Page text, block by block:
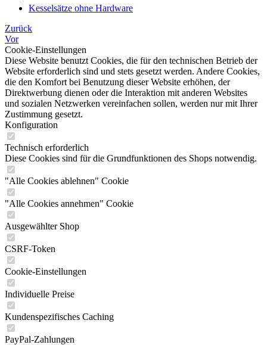
Kesselsätze ohne Hardware
Zurück
Vor
Cookie-Einstellungen
Diese Website benutzt Cookies, die für den technischen Betrieb der
Website erforderlich sind und stets gesetzt werden. Andere Cookies,
die den Komfort bei Benutzung dieser Website erhöhen, der
Direktwerbung dienen oder die Interaktion mit anderen Websites
und sozialen Netzwerken vereinfachen sollen, werden nur mit Ihrer
Zustimmung gesetzt.
Konfiguration
Technisch erforderlich
Diese Cookies sind für die Grundfunktionen des Shops notwendig.
"Alle Cookies ablehnen" Cookie
"Alle Cookies annehmen" Cookie
Ausgewählter Shop
CSRF-Token
Cookie-Einstellungen
Individuelle Preise
Kundenspezifisches Caching
PayPal-Zahlungen